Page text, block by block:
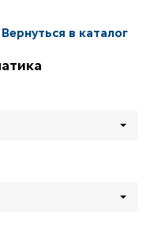
Вернуться в каталог